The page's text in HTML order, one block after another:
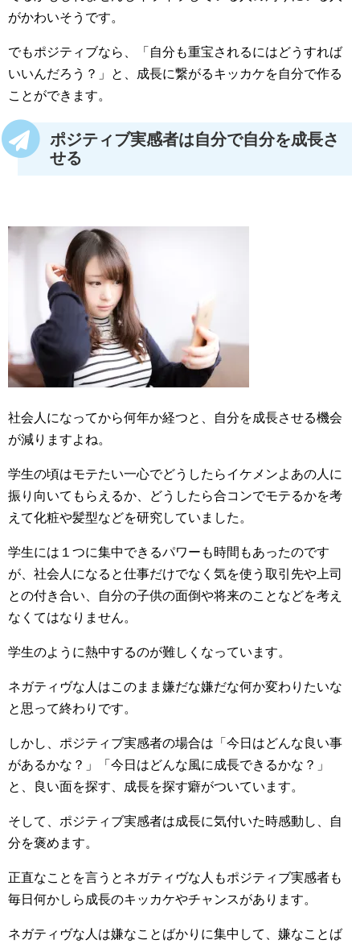
がかわいそうです。
でもポジティブなら、「自分も重宝されるにはどうすれば
いいんだろう？」と、成長に繋がるキッカケを自分で作る
ことができます。
ポジティブ実感者は自分で自分を成長さ
せる
社会人になってから何年か経つと、自分を成長させる機会
が減りますよね。
学生の頃はモテたい一心でどうしたらイケメンよあの人に
振り向いてもらえるか、どうしたら合コンでモテるかを考
えて化粧や髪型などを研究していました。
学生には１つに集中できるパワーも時間もあったのです
が、社会人になると仕事だけでなく気を使う取引先や上司
との付き合い、自分の子供の面倒や将来のことなどを考え
なくてはなりません。
学生のように熱中するのが難しくなっています。
ネガティヴな人はこのまま嫌だな嫌だな何か変わりたいな
と思って終わりです。
しかし、ポジティブ実感者の場合は「今日はどんな良い事
があるかな？」「今日はどんな風に成長できるかな？」
と、良い面を探す、成長を探す癖がついています。
そして、ポジティブ実感者は成長に気付いた時感動し、自
分を褒めます。
正直なことを言うとネガティヴな人もポジティブ実感者も
毎日何かしら成長のキッカケやチャンスがあります。
ネガティヴな人は嫌なことばかりに集中して、嫌なことば